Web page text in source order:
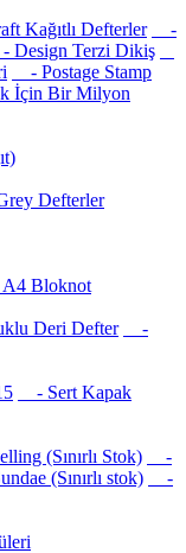
Kağıtlı Defterler
-
Design Terzi Dikiş
- Postage Stamp
İçin Bir Milyon
Defterler
Bloknot
Deri Defter
-
- Sert Kapak
(Sınırlı Stok)
-
(Sınırlı stok)
-